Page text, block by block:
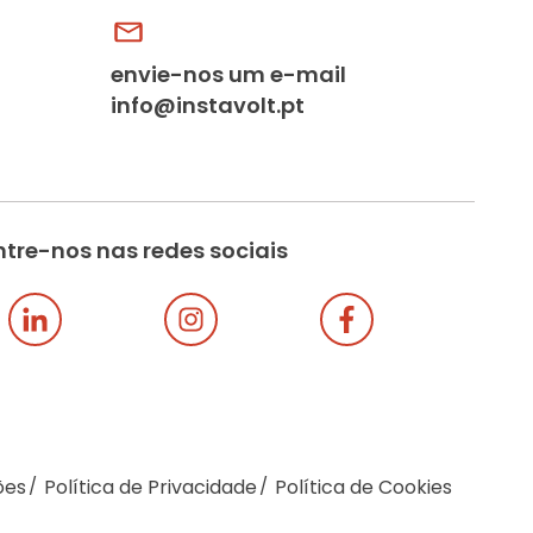
envie-nos um e-mail
info@instavolt.pt
nos nas redes sociais
Política de Privacidade Política de Cookies